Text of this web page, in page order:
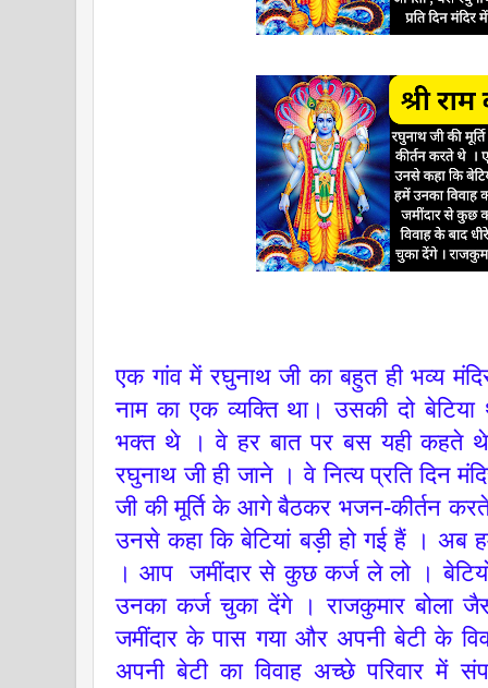
एक गांव में रघुनाथ जी का बहुत ही भव्य
नाम का एक व्यक्ति था। उसकी दो
भक्त थे । वे हर बात पर बस यही कहते
रघुनाथ जी ही जाने । वे नित्य प्रति दिन
जी की मूर्ति के आगे बैठकर भजन-कीर्तन
उनसे कहा कि बेटियां बड़ी हो गई हैं । अब
। आप जमींदार से कुछ कर्ज ले लो ।
उनका कर्ज चुका देंगे । राजकुमार बोला
जमींदार के पास गया और अपनी बेटी के
अपनी बेटी का विवाह अच्छे परिवार में